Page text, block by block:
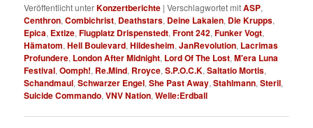
Veröffentlicht unterKonzertberichte |Verschlagwortet mitASP,
Centhron,Combichrist, Deathstars, Deine Lakaien, Die Krupps,
Epica, Extize,Flugplatz Drispenstedt,Front 242,Funker Vogt,
Hämatom,Hell Boulevard,Hildesheim,JanRevolution, Lacrimas
Profundere, London After Midnight, Lord Of The Lost,M'era Luna
Festival,Oomph!, Re.Mind, Rroyce,S.P.O.C.K,Saltatio Mortis,
Schandmaul,Schwarzer Engel,She Past Away,Stahlmann,Steril,
Suicide Commando,VNV Nation,Welle:Erdball